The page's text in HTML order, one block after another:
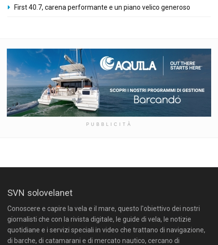
First 40.7, carena performante e un piano velico generoso
PUBBLICITÀ
SVN solovelanet
Conoscere e capire la vela e il mare, questo l'obiettivo dei nostri
giornalisti che con la rivista digitale, le guide di vela, le notizie
quotidiane e i servizi speciali in video che trattano di navigazione,
di barche, di catamarani e di mercato nautico, cercano di